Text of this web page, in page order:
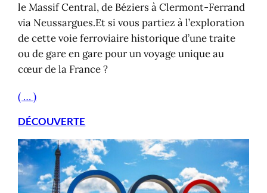
le Massif Central, de Béziers à Clermont-Ferrand
via Neussargues.Et si vous partiez à l’exploration
de cette voie ferroviaire historique d’une traite
ou de gare en gare pour un voyage unique au
cœur de la France ?
( … )
DÉCOUVERTE